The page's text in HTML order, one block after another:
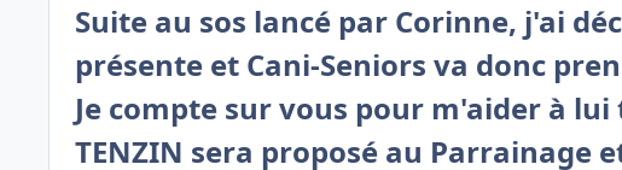
Suite au sos lancé par Corinne, j'ai
présente et Cani-Seniors va donc
Je compte sur vous pour m'aider à
TENZIN sera proposé au Parrainage